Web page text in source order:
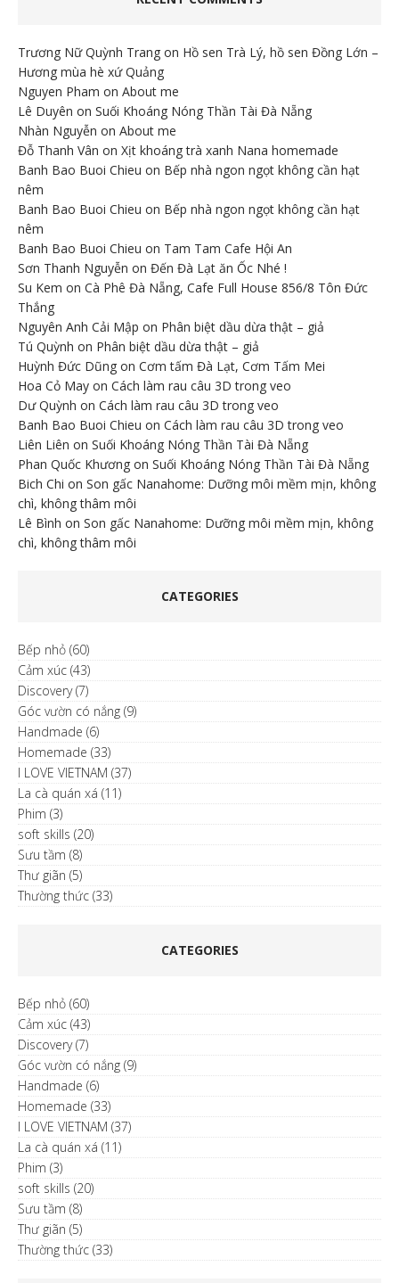
Trương Nữ Quỳnh Trang on Hồ sen Trà Lý, hồ sen Đồng Lớn –
Hương mùa hè xứ Quảng
Nguyen Pham on About me
Lê Duyên on Suối Khoáng Nóng Thần Tài Đà Nẵng
Nhàn Nguyễn on About me
Đỗ Thanh Vân on Xịt khoáng trà xanh Nana homemade
Banh Bao Buoi Chieu on Bếp nhà ngon ngọt không cần hạt
nêm
Banh Bao Buoi Chieu on Bếp nhà ngon ngọt không cần hạt
nêm
Banh Bao Buoi Chieu on Tam Tam Cafe Hội An
Sơn Thanh Nguyễn on Đến Đà Lạt ăn Ốc Nhé !
Su Kem on Cà Phê Đà Nẵng, Cafe Full House 856/8 Tôn Đức
Thắng
Nguyên Anh Cải Mập on Phân biệt dầu dừa thật – giả
Tú Quỳnh on Phân biệt dầu dừa thật – giả
Huỳnh Đức Dũng on Cơm tấm Đà Lạt, Cơm Tấm Mei
Hoa Cỏ May on Cách làm rau câu 3D trong veo
Dư Quỳnh on Cách làm rau câu 3D trong veo
Banh Bao Buoi Chieu on Cách làm rau câu 3D trong veo
Liên Liên on Suối Khoáng Nóng Thần Tài Đà Nẵng
Phan Quốc Khương on Suối Khoáng Nóng Thần Tài Đà Nẵng
Bich Chi on Son gấc Nanahome: Dưỡng môi mềm mịn, không
chì, không thâm môi
Lê Bình on Son gấc Nanahome: Dưỡng môi mềm mịn, không
chì, không thâm môi
CATEGORIES
Bếp nhỏ (60)
Cảm xúc (43)
Discovery(7)
Góc vườn có nắng (9)
Handmade (6)
Homemade (33)
I LOVE VIETNAM (37)
La cà quán xá (11)
Phim (3)
soft skills (20)
Sưu tầm (8)
Thư giãn (5)
Thường thức (33)
CATEGORIES
Bếp nhỏ (60)
Cảm xúc (43)
Discovery(7)
Góc vườn có nắng (9)
Handmade (6)
Homemade (33)
I LOVE VIETNAM (37)
La cà quán xá (11)
Phim (3)
soft skills (20)
Sưu tầm (8)
Thư giãn (5)
Thường thức (33)